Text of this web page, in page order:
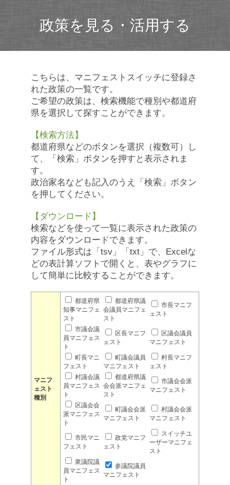
政策を見る・活用する
こちらは、マニフェストスイッチに登録さ
れた政策の一覧です。
ご希望の政策は、検索機能で種別や都道府
県を選択して探すことができます。
【検索方法】
都道府県などのボタンを選択（複数可）し
て、「検索」ボタンを押すと表示されま
す。
政治家名なども記入のうえ「検索」ボタン
を押してください。
【ダウンロード】
検索などを使って一覧に表示された政策の
内容をダウンロードできます。
ファイル形式は「tsv」「txt」で、Excelな
どの表計算ソフトで開くと、表やグラフに
して簡単に比較することができます。
マニフ
ェスト
種別
都道府県
知事マニフェ
スト
都道府県議
会議員マニフェ
スト
市長マニフ
ェスト
市議会議
員マニフェス
ト
区長マニフ
ェスト
区議会議員
マニフェスト
町長マニ
フェスト
町議会議員
マニフェスト
村長マニフ
ェスト
村議会議
員マニフェス
ト
都道府県議
会会派マニフェ
スト
市議会会派
マニフェスト
区議会会
派マニフェス
ト
町議会会派
マニフェスト
村議会会派
マニフェスト
市民マニ
フェスト
政党マニフ
ェスト
スイッチユ
ーザーマニフェ
スト
衆議院議
員マニフェス
ト
参議院議員
マニフェスト